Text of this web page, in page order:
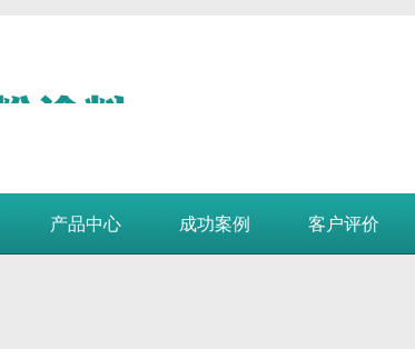
产品中心 成功案例 客户评价